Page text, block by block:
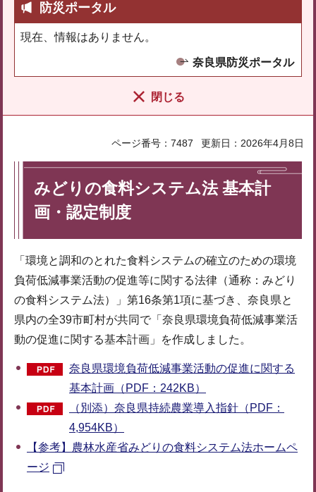
防災ポータル
現在、情報はありません。
奈良県防災ポータル
閉じる
ページ番号：7487 更新日：2026年4月8日
みどりの食料システム法 基本計
画・認定制度
「環境と調和のとれた食料システムの確立のための環境
負荷低減事業活動の促進等に関する法律（通称：みどり
の食料システム法）」第16条第1項に基づき、奈良県と
県内の全39市町村が共同で「奈良県環境負荷低減事業活
動の促進に関する基本計画」を作成しました。
奈良県環境負荷低減事業活動の促進に関する
基本計画（PDF：242KB）
（別添）奈良県持続農業導入指針（PDF：
4,954KB）
【参考】農林水産省みどりの食料システム法ホームペ
ージ